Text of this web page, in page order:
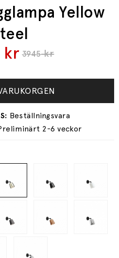
Yellow
3945kr
kr
2-6 veckor